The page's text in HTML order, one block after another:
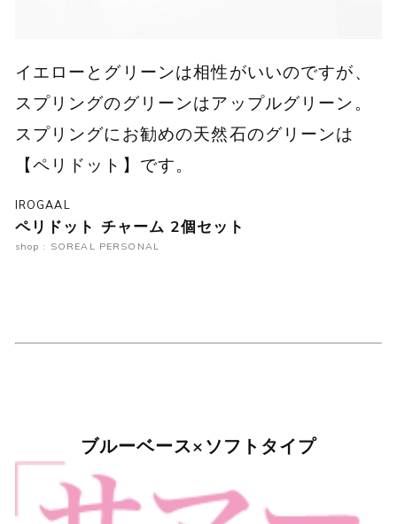
イエローとグリーンは相性がいいのですが、
スプリングのグリーンはアップルグリーン。
スプリングにお勧めの天然石のグリーンは
【ペリドット】です。
IROGAAL
ペリドット チャーム 2個セット
shop : SOREAL PERSONAL
ブルーベース×ソフトタイプ